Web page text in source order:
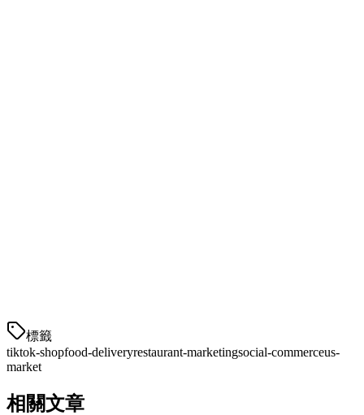
標籤
tiktok-shopfood-deliveryrestaurant-marketingsocial-commerceus-
market
相關文章